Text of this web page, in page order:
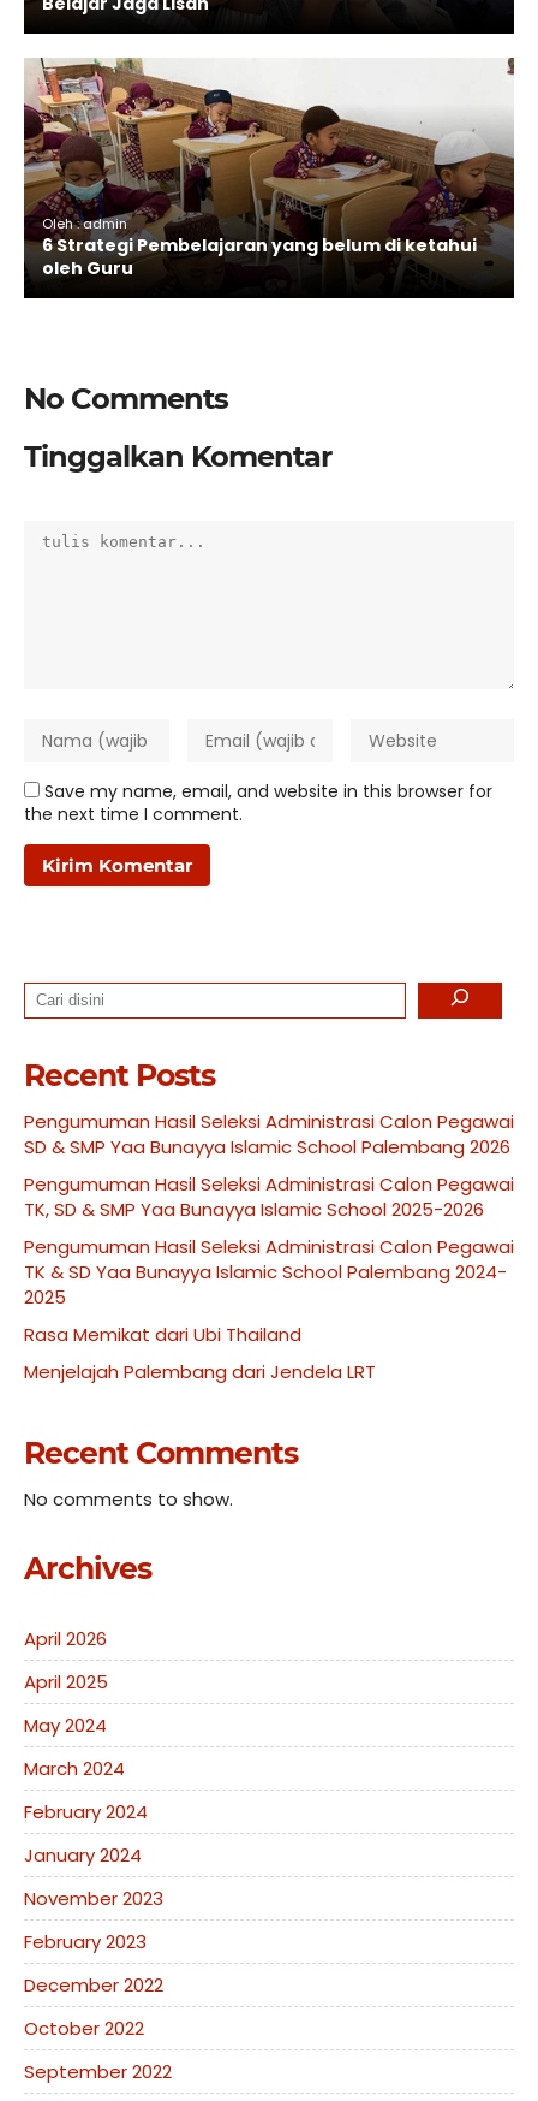
Oleh : admin
6 Strategi Pembelajaran yang belum di ketahui
oleh Guru
No Comments
Tinggalkan Komentar
Save my name, email, and website in this browser for
the next time I comment.
Search
Recent Posts
Pengumuman Hasil Seleksi Administrasi Calon Pegawai
SD & SMP Yaa Bunayya Islamic School Palembang 2026
Pengumuman Hasil Seleksi Administrasi Calon Pegawai
TK, SD & SMP Yaa Bunayya Islamic School 2025-2026
Pengumuman Hasil Seleksi Administrasi Calon Pegawai
TK & SD Yaa Bunayya Islamic School Palembang 2024-
2025
Rasa Memikat dari Ubi Thailand
Menjelajah Palembang dari Jendela LRT
Recent Comments
No comments to show.
Archives
April 2026
April 2025
May 2024
March 2024
February 2024
January 2024
November 2023
February 2023
December 2022
October 2022
September 2022